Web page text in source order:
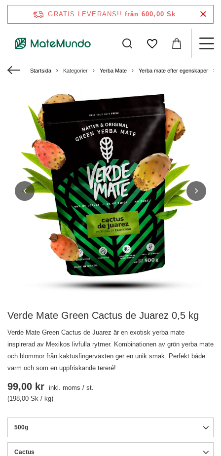
GRATIS LEVERANS!! från 600,00 Sk
Startsida Kategorier Yerba Mate Yerba mate efter egenskaper
Verde Mate Green Cactus de Juarez 0,5 kg
Verde Mate Green Cactus de Juarez är en exotisk yerba mate
inspirerad av Mexikos livfulla rytmer. Kombinationen av grön yerba mate
och blommor från kaktusfingerväxten ger en unik smak. Perfekt både
varm och som en uppfriskande tereré!
500g
Cactus
99,00 kr inkl. moms / st.
(198,00 Sk / kg)